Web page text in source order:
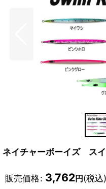
ネイチャーボーイズ ス
販売価格: 3,762円(税込)